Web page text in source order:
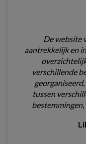
De website
aantrekkelijk en
verschillende
tussen